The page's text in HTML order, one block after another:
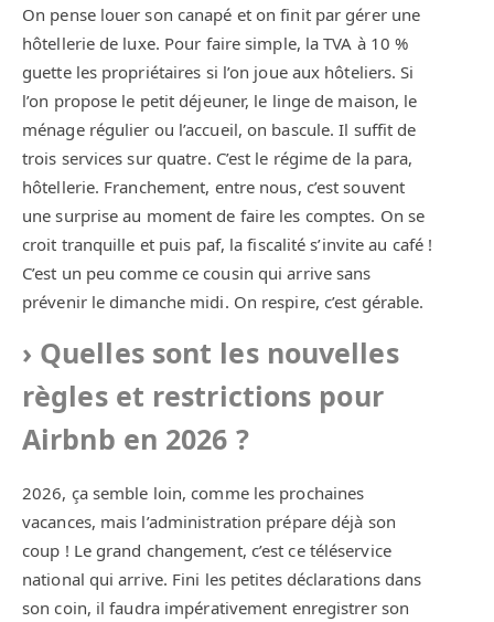
On pense louer son canapé et on finit par gérer une
hôtellerie de luxe. Pour faire simple, la TVA à 10 %
guette les propriétaires si l’on joue aux hôteliers. Si
l’on propose le petit déjeuner, le linge de maison, le
ménage régulier ou l’accueil, on bascule. Il suffit de
trois services sur quatre. C’est le régime de la para,
hôtellerie. Franchement, entre nous, c’est souvent
une surprise au moment de faire les comptes. On se
croit tranquille et puis paf, la fiscalité s’invite au café !
C’est un peu comme ce cousin qui arrive sans
prévenir le dimanche midi. On respire, c’est gérable.
Quelles sont les nouvelles
règles et restrictions pour
Airbnb en 2026 ?
2026, ça semble loin, comme les prochaines
vacances, mais l’administration prépare déjà son
coup ! Le grand changement, c’est ce téléservice
national qui arrive. Fini les petites déclarations dans
son coin, il faudra impérativement enregistrer son